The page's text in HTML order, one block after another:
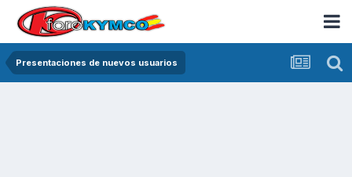
Presentaciones de nuevos usuarios